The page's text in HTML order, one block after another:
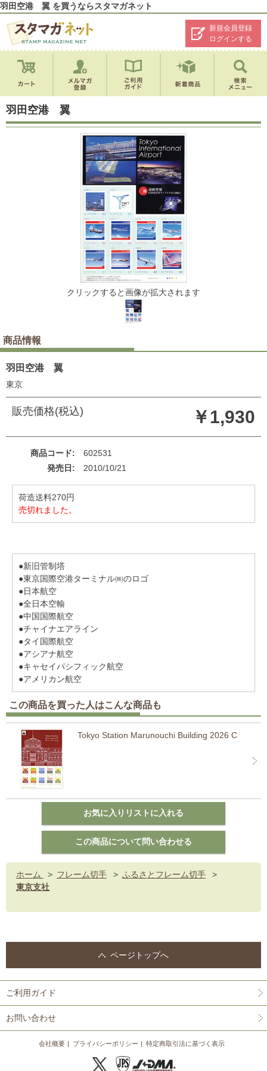
羽田空港 翼 を買うならスタマガネット
新規会員登録
ログインする
羽田空港 翼
クリックすると画像が拡大されます
商品情報
羽田空港 翼
東京
販売価格(税込) ￥1,930
商品コード
602531
発売日
2010/10/21
荷造送料270円
売切れました。
●新旧管制塔
●東京国際空港ターミナル㈱のロゴ
●日本航空
●全日本空輸
●中国国際航空
●チャイナエアライン
●タイ国際航空
●アシアナ航空
●キャセイパシフィック航空
●アメリカン航空
この商品を買った人はこんな商品も
Tokyo Station Marunouchi Building 2026 C
ホーム > フレーム切手 > ふるさとフレーム切手
>
東京支社
ページトップへ
ご利用ガイド
お問い合わせ
会社概要 プライバシーポリシー 特定商取引法に基づく表示